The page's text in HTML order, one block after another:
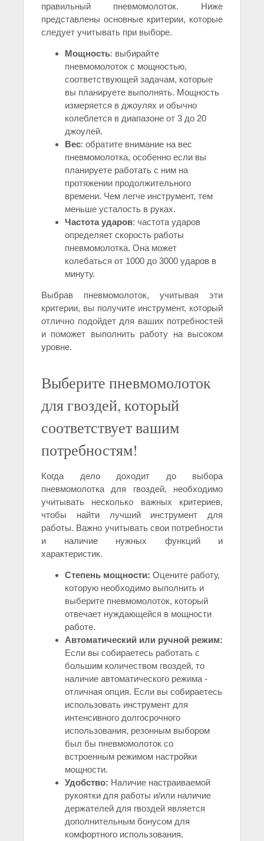
правильный пневмомолоток. Ниже
представлены основные критерии, которые
следует учитывать при выборе.
Мощность: выбирайте
пневмомолоток с мощностью,
соответствующей задачам, которые
вы планируете выполнять. Мощность
измеряется в джоулях и обычно
колеблется в диапазоне от 3 до 20
джоулей.
Вес: обратите внимание на вес
пневмомолотка, особенно если вы
планируете работать с ним на
протяжении продолжительного
времени. Чем легче инструмент, тем
меньше усталость в руках.
Частота ударов: частота ударов
определяет скорость работы
пневмомолотка. Она может
колебаться от 1000 до 3000 ударов в
минуту.
Выбрав пневмомолоток, учитывая эти
критерии, вы получите инструмент, который
отлично подойдет для ваших потребностей
и поможет выполнить работу на высоком
уровне.
Выберите пневмомолоток
для гвоздей, который
соответствует вашим
потребностям!
Когда дело доходит до выбора
пневмомолотка для гвоздей, необходимо
учитывать несколько важных критериев,
чтобы найти лучший инструмент для
работы. Важно учитывать свои потребности
и наличие нужных функций и
характеристик.
Степень мощности: Оцените работу,
которую необходимо выполнить и
выберите пневмомолоток, который
отвечает нуждающейся в мощности
работе.
Автоматический или ручной режим:
Если вы собираетесь работать с
большим количеством гвоздей, то
наличие автоматического режима -
отличная опция. Если вы собираетесь
использовать инструмент для
интенсивного долгосрочного
использования, резонным выбором
был бы пневмомолоток со
встроенным режимом настройки
мощности.
Удобство: Наличие настраиваемой
рукоятки для работы и/или наличие
держателей для гвоздей является
дополнительным бонусом для
комфортного использования.